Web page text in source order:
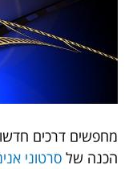
מחפשים דרכים
הכנה של סרטוני